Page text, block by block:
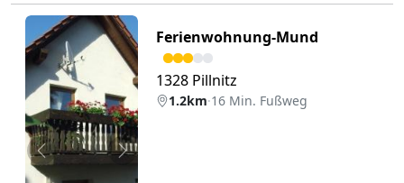
Zurück Weiter
Ferienwohnung-Mund
1328 Pillnitz
1.2km·16 Min. Fußweg